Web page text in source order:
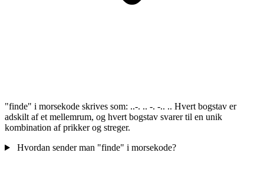
"finde" i morsekode skrives som: ..-. .. -. -.. .. Hvert bogstav er
adskilt af et mellemrum, og hvert bogstav svarer til en unik
kombination af prikker og streger.
Hvordan sender man "finde" i morsekode?